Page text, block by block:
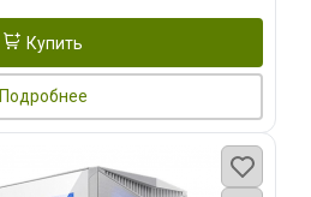
Купить
Подробнее